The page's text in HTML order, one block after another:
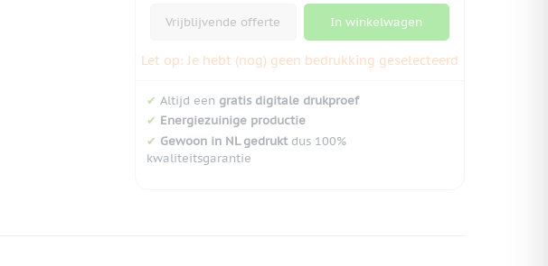
Vrijblijvende offerte In winkelwagen
Let op: Je hebt (nog) geen bedrukking geselecteerd
✔ Altijd een gratis digitale drukproef
✔ Energiezuinige productie
✔ Gewoon in NL gedruktdus 100%
kwaliteitsgarantie